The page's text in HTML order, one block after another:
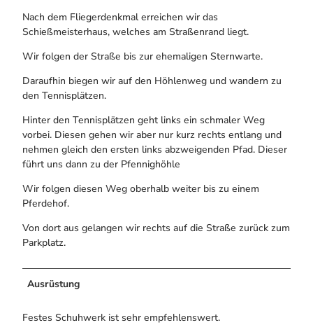
Nach dem Fliegerdenkmal erreichen wir das
Schießmeisterhaus, welches am Straßenrand liegt.
Wir folgen der Straße bis zur ehemaligen Sternwarte.
Daraufhin biegen wir auf den Höhlenweg und wandern zu
den Tennisplätzen.
Hinter den Tennisplätzen geht links ein schmaler Weg
vorbei. Diesen gehen wir aber nur kurz rechts entlang und
nehmen gleich den ersten links abzweigenden Pfad. Dieser
führt uns dann zu der Pfennighöhle
Wir folgen diesen Weg oberhalb weiter bis zu einem
Pferdehof.
Von dort aus gelangen wir rechts auf die Straße zurück zum
Parkplatz.
Ausrüstung
Festes Schuhwerk ist sehr empfehlenswert.